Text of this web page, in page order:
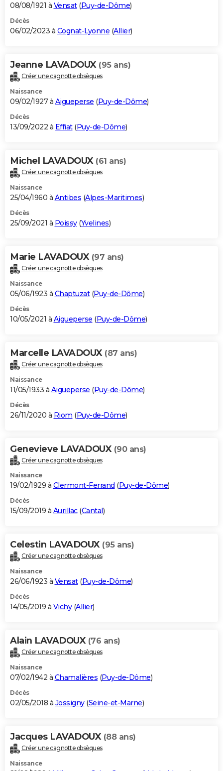
08/08/1921 à Vensat(Puy-de-Dôme)
Décès
06/02/2023 à Cognat-Lyonne (Allier)
Jeanne LAVADOUX (95 ans)
Créer une cagnotte obsèques
Naissance
09/02/1927 à Aigueperse (Puy-de-Dôme)
Décès
13/09/2022 à Effiat(Puy-de-Dôme)
Michel LAVADOUX (61 ans)
Créer une cagnotte obsèques
Naissance
25/04/1960 à Antibes (Alpes-Maritimes)
Décès
25/09/2021 à Poissy(Yvelines)
Marie LAVADOUX (97 ans)
Créer une cagnotte obsèques
Naissance
05/06/1923 à Chaptuzat(Puy-de-Dôme)
Décès
10/05/2021 à Aigueperse (Puy-de-Dôme)
Marcelle LAVADOUX (87 ans)
Créer une cagnotte obsèques
Naissance
11/05/1933 à Aigueperse (Puy-de-Dôme)
Décès
26/11/2020 à Riom (Puy-de-Dôme)
Genevieve LAVADOUX (90 ans)
Créer une cagnotte obsèques
Naissance
19/02/1929 à Clermont-Ferrand (Puy-de-Dôme)
Décès
15/09/2019 à Aurillac(Cantal )
Celestin LAVADOUX (95 ans)
Créer une cagnotte obsèques
Naissance
26/06/1923 à Vensat(Puy-de-Dôme)
Décès
14/05/2019 à Vichy(Allier)
Alain LAVADOUX (76 ans)
Créer une cagnotte obsèques
Naissance
07/02/1942 à Chamalières (Puy-de-Dôme)
Décès
02/05/2018 à Jossigny(Seine-et-Marne)
Jacques LAVADOUX (88 ans)
Créer une cagnotte obsèques
Naissance